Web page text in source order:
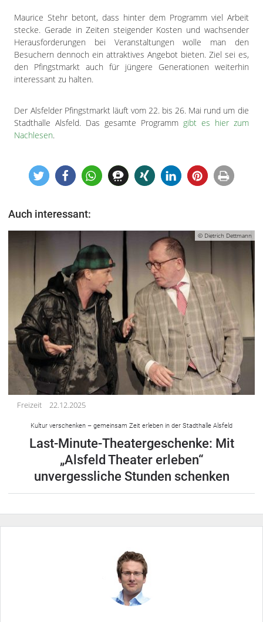
Maurice Stehr betont, dass hinter dem Programm viel Arbeit
stecke. Gerade in Zeiten steigender Kosten und wachsender
Herausforderungen bei Veranstaltungen wolle man den
Besuchern dennoch ein attraktives Angebot bieten. Ziel sei es,
den Pfingstmarkt auch für jüngere Generationen weiterhin
interessant zu halten.
Der Alsfelder Pfingstmarkt läuft vom 22. bis 26. Mai rund um die
Stadthalle Alsfeld. Das gesamte Programm gibt es hier zum
Nachlesen.
Auch interessant:
© Dietrich Dettmann
Freizeit 22.12.2025
Kultur verschenken – gemeinsam Zeit erleben in der Stadthalle Alsfeld
Last-Minute-Theatergeschenke: Mit
„Alsfeld Theater erleben“
unvergessliche Stunden schenken